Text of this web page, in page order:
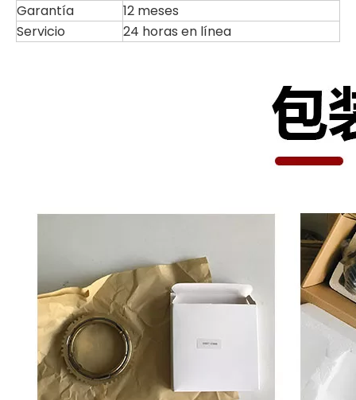
Garantía
12 meses
Servicio
24 horas en línea